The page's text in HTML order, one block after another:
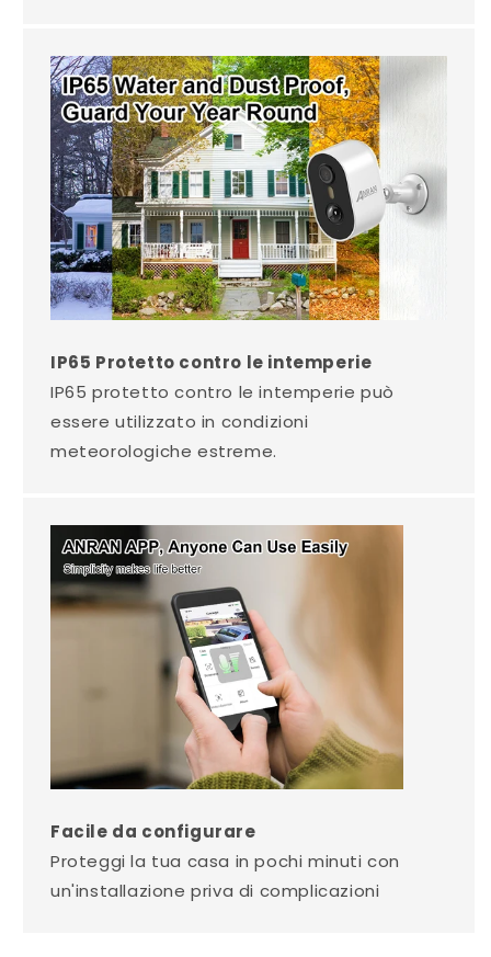
IP65 Protetto contro le intemperie
IP65 protetto contro le intemperie può
essere utilizzato in condizioni
meteorologiche estreme.
Facile da configurare
Proteggi la tua casa in pochi minuti con
un'installazione priva di complicazioni